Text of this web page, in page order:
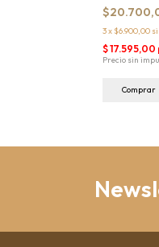
3x $6.900,00
Comprar